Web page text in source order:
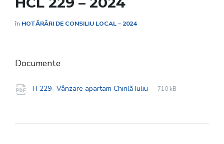
în HOTĂRÂRI DE CONSILIU LOCAL – 2024
Documente
H 229- Vânzare apartam Chirilă Iuliu
File
pdf
File
710 kB